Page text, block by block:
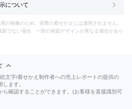
について
の画像のため、実際の着せかえには適用されません。
でない場合、一部の画面デザインが異なる場合があり
文字/着せかえ制作者への売上レポートの提供の
ます。
ら確認することができます。(お客様を直接識別可